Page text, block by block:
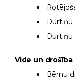
Durtiņu
Durtiņu
Vide un drošība
Bērnu